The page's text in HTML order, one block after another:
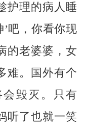
护理的病人睡
’吧，你看你现
的老婆婆，女
难。国外有个
会毁灭。只有
听了也就一笑